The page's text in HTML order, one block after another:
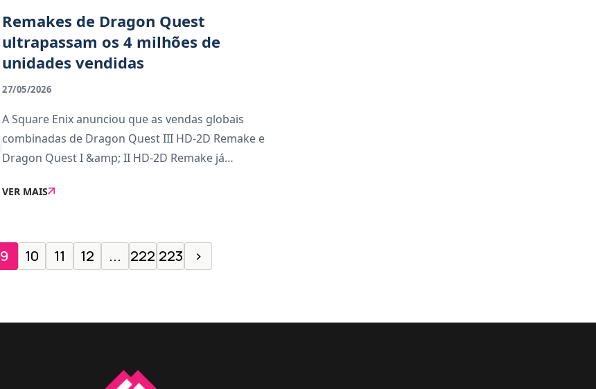
Remakes de Dragon Quest
ultrapassam os 4 milhões de
unidades vendidas
27/05/2026
A Square Enix anunciou que as vendas globais
combinadas de Dragon Quest III HD-2D Remake e
Dragon Quest I &amp; II HD-2D Remake já
somando cópias físicas e digitais.O desempenho dos
VER MAIS
9 10 11 12 ... 222 223 ›